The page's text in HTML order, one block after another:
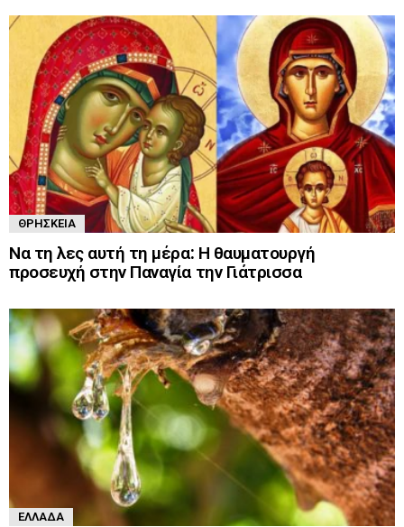
ΘΡΗΣΚΕΊΑ
Να τη λες αυτή τη μέρα: Η θαυματουργή
προσευχή στην Παναγία την Γιάτρισσα
ΕΛΛΆΔΑ